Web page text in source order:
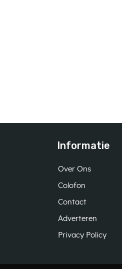
Informatie
Over Ons
Colofon
Contact
Adverteren
Privacy Policy